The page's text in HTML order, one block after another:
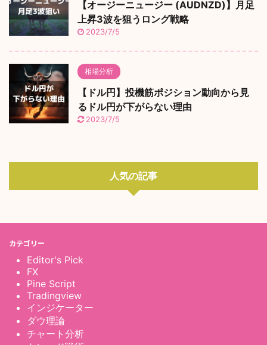
【オージーニュージー (AUDNZD)】月足
上昇3波を狙うロング戦略
2023/7/5
相場分析
【ドル円】投機筋ポジション動向から見
るドル円が下がらない理由
2023/7/5
人気の記事
カテゴリー
Editor's Pick
FX
Pine Script
Tradingview
インジケーター
ダウ理論
チャート分析